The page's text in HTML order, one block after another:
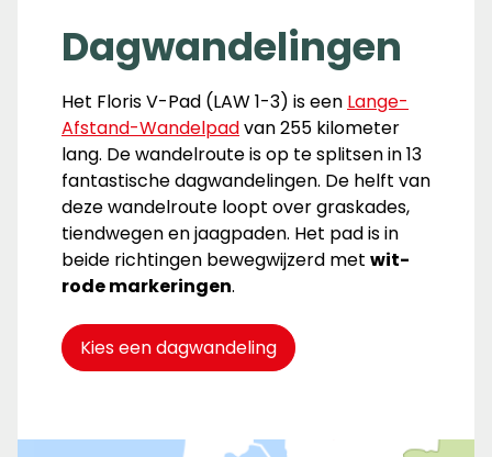
Dagwandelingen
Het Floris V-Pad (LAW 1-3) is een Lange-
Afstand-Wandelpadvan 255 kilometer
lang. De wandelroute is op te splitsen in 13
fantastische dagwandelingen. De helft van
deze wandelroute loopt over graskades,
tiendwegen en jaagpaden. Het pad is in
beide richtingen bewegwijzerd met wit-
rode markeringen.
Kies een dagwandeling